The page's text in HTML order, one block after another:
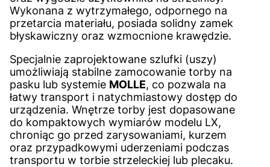
Wykonana z wytrzymałego, odpornego na
przetarcia materiału, posiada solidny zamek
błyskawiczny oraz wzmocnione krawędzie.
Specjalnie zaprojektowane szlufki (uszy)
umożliwiają stabilne zamocowanie torby na
pasku lub systemie MOLLE, co pozwala na
łatwy transport i natychmiastowy dostęp do
urządzenia. Wnętrze torby jest dopasowane
do kompaktowych wymiarów modelu LX,
chroniąc go przed zarysowaniami, kurzem
oraz przypadkowymi uderzeniami podczas
transportu w torbie strzeleckiej lub plecaku.